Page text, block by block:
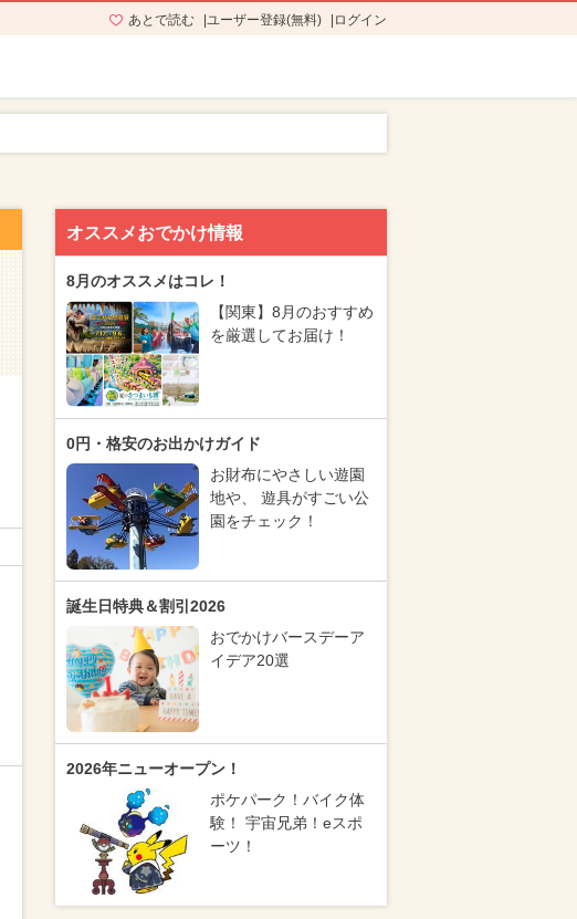
あとで読む ユーザー登録(無料) ログイン
オススメおでかけ情報
8月のオススメはコレ！
【関東】8月のおすすめ
を厳選してお届け！
0円・格安のお出かけガイド
お財布にやさしい遊園
地や、 遊具がすごい公
園をチェック！
誕生日特典＆割引2026
おでかけバースデーア
イデア20選
2026年ニューオープン！
ポケパーク！バイク体
験！ 宇宙兄弟！eスポ
ーツ！